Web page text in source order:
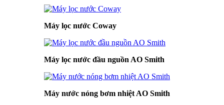
Máy lọc nước Coway
Máy lọc nước đầu nguồn AO Smith
Máy nước nóng bơm nhiệt AO Smith